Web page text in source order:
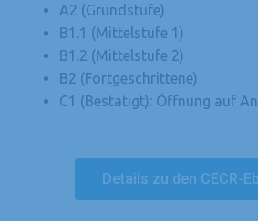
A2 (Grundstufe)
B1.1 (Mittelstufe 1)
B1.2 (Mittelstufe 2)
B2 (Fortgeschrittene)
C1 (Bestätigt): Öffnung auf
Details zu den CECR-